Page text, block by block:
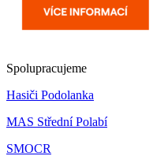
Spolupracujeme
Hasiči Podolanka
MAS Střední Polabí
SMOCR